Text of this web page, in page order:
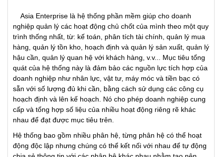
Asia Enterprise là hệ thống phần mềm giúp cho doanh
nghiệp quản lý các hoạt động chủ chốt của mình theo một quy
trình thống nhất, từ: kế toán, phân tích tài chính, quản lý mua
hàng, quản lý tồn kho, hoạch định và quản lý sản xuất, quản lý
hậu cần, quản lý quan hệ với khách hàng, v.v... Mục tiêu tổng
quát của hệ thống này là đảm bảo các nguồn lực tích hợp của
doanh nghiệp như nhân lực, vật tư, máy móc và tiền bạc có
sẵn với số lượng đủ khi cần, bằng cách sử dụng các công cụ
hoạch định và lên kế hoạch. Nó cho phép doanh nghiệp cung
cấp và tổng hợp số liệu của nhiều hoạt động riêng rẽ khác
nhau để đạt được mục tiêu trên.
Hệ thống bao gồm nhiều phân hệ, từng phân hệ có thể hoạt
động độc lập nhưng chúng có thể kết nối với nhau để tự động